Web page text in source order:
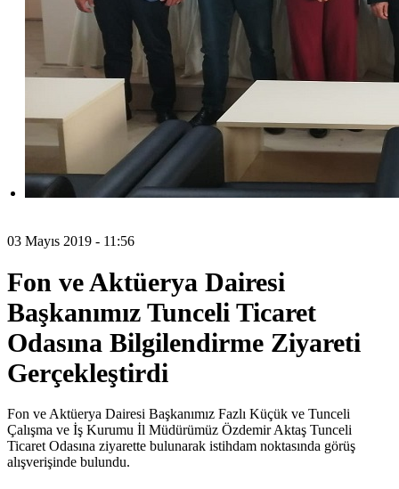
03 Mayıs 2019 - 11:56
Fon ve Aktüerya Dairesi
Başkanımız Tunceli Ticaret
Odasına Bilgilendirme Ziyareti
Gerçekleştirdi
Fon ve Aktüerya Dairesi Başkanımız Fazlı Küçük ve Tunceli
Çalışma ve İş Kurumu İl Müdürümüz Özdemir Aktaş Tunceli
Ticaret Odasına ziyarette bulunarak istihdam noktasında görüş
alışverişinde bulundu.